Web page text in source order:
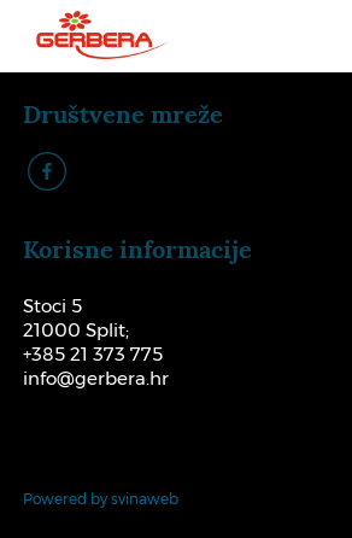
Društvene mreže
k
Korisne informacije
Stoci 5
21000 Split;
+385 21 373 775
info@gerbera.hr
Powered by svinaweb